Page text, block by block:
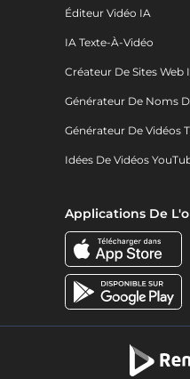
Éditeur Vidéo IA
IA Texte-À-Vidéo
Créateur De Sites Web
Générateur De Noms
Générateur De Vidéos
Idées De Vidéos
Applications De